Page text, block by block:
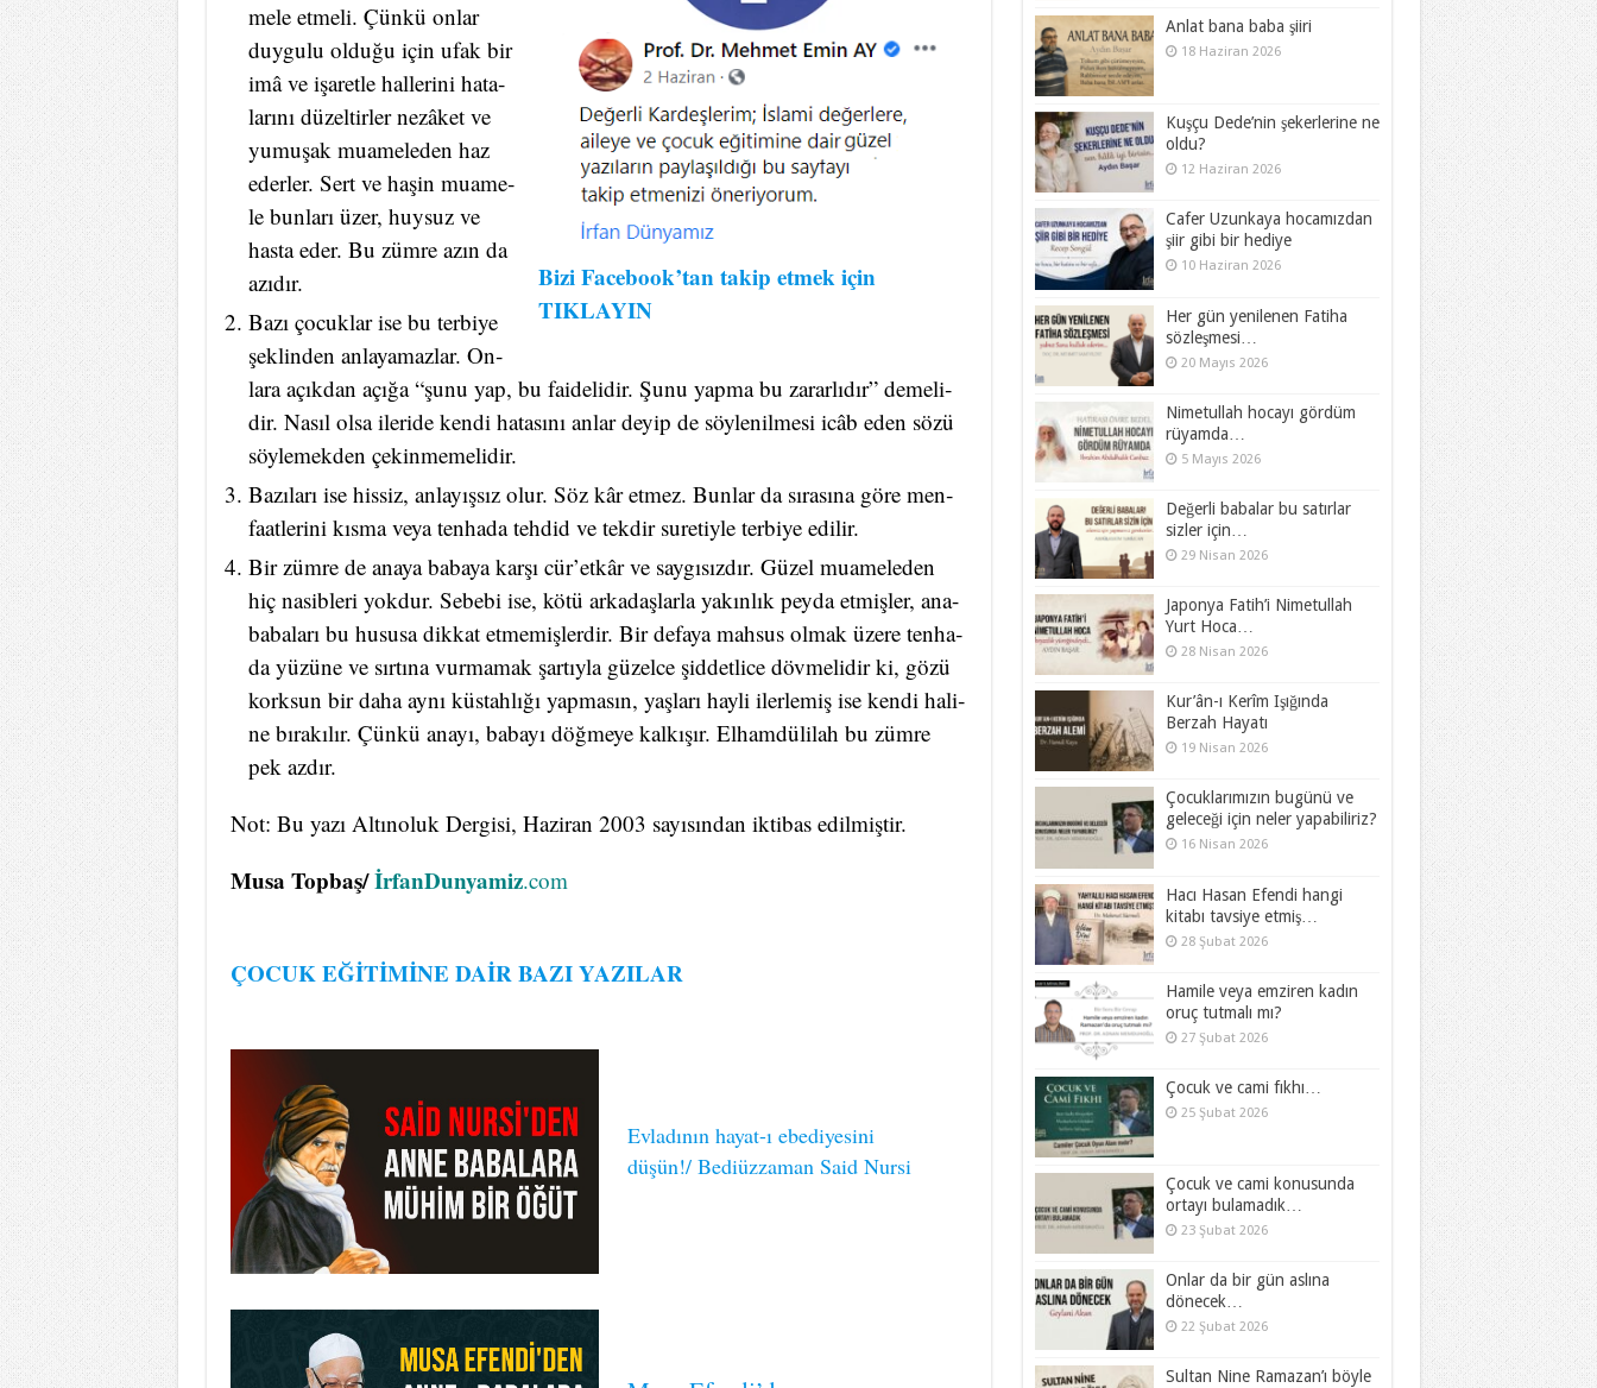
Bizi Facebook’tan takip etmek için
TIKLAYIN
me­le et­me­li. Çün­kü on­lar
duy­gu­lu ol­du­ğu için ufak bir
imâ ve işa­ret­le hal­le­ri­ni ha­ta­
la­rı­nı dü­zel­tir­ler nezâket ve
yu­mu­şak mu­a­me­le­den haz
eder­ler. Sert ve ha­şin mu­a­me­
le bun­la­rı üzer, huy­suz ve
has­ta eder. Bu züm­re azın da
azı­dır.
Ba­zı ço­cuk­lar ise bu ter­bi­ye
şek­lin­den an­la­ya­maz­lar. On­
la­ra açık­dan açı­ğa “şu­nu yap, bu fa­i­de­li­dir. Şu­nu yap­ma bu za­rar­lı­dır” de­me­li­
dir. Na­sıl ol­sa ile­ri­de ken­di ha­ta­sı­nı an­lar de­yip de söy­le­nil­me­si icâb eden sö­zü
söy­le­mek­den çe­kin­me­me­li­dir.
Ba­zı­la­rı ise his­siz, an­la­yış­sız olur. Söz kâr et­mez. Bun­lar da sı­ra­sı­na gö­re men­
fa­at­le­ri­ni kıs­ma ve­ya ten­ha­da teh­did ve tek­dir su­re­tiy­le ter­bi­ye edi­lir.
Bir züm­re de ana­ya ba­ba­ya kar­şı cür’etkâr ve say­gı­sız­dır. Gü­zel mu­a­me­le­den
hiç na­sib­le­ri yok­dur. Se­be­bi ise, kö­tü ar­ka­daş­lar­la ya­kın­lık pey­da et­miş­ler, ana-
ba­ba­la­rı bu hu­su­sa dik­kat et­me­miş­ler­dir. Bir de­fa­ya mah­sus ol­mak üze­re ten­ha­
da yü­zü­ne ve sır­tı­na vur­ma­mak şar­tıy­la gü­zel­ce şid­det­li­ce döv­me­li­dir ki, gö­zü
kork­sun bir da­ha ay­nı küs­tah­lı­ğı yap­ma­sın, yaş­la­rı hay­li iler­le­miş ise ken­di ha­li­
ne bı­ra­kı­lır. Çün­kü ana­yı, ba­ba­yı döğ­me­ye kal­kı­şır. El­ham­dü­li­lah bu züm­re
pek az­dır.
Not: Bu yazı Altınoluk Dergisi, Haziran 2003 sayısından iktibas edilmiştir.
Musa Topbaş/İrfanDunyamiz.com
ÇOCUK EĞİTİMİNE DAİR BAZI YAZILAR
Evladının hayat-ı ebediyesini
düşün!/ Bediüzzaman Said Nursi
Anlat bana baba şiiri
18 Haziran 2026
Kuşçu Dede’nin şekerlerine ne
oldu?
12 Haziran 2026
Cafer Uzunkaya hocamızdan
şiir gibi bir hediye
10 Haziran 2026
Her gün yenilenen Fatiha
sözleşmesi…
20 Mayıs 2026
Nimetullah hocayı gördüm
rüyamda…
5 Mayıs 2026
Değerli babalar bu satırlar
sizler için…
29 Nisan 2026
Japonya Fatih’i Nimetullah
Yurt Hoca…
28 Nisan 2026
Kur’ân-ı Kerîm Işığında
Berzah Hayatı
19 Nisan 2026
Çocuklarımızın bugünü ve
geleceği için neler yapabiliriz?
16 Nisan 2026
Hacı Hasan Efendi hangi
kitabı tavsiye etmiş…
28 Şubat 2026
Hamile veya emziren kadın
oruç tutmalı mı?
27 Şubat 2026
Çocuk ve cami fıkhı…
25 Şubat 2026
Çocuk ve cami konusunda
ortayı bulamadık…
23 Şubat 2026
Onlar da bir gün aslına
dönecek…
22 Şubat 2026
Sultan Nine Ramazan’ı böyle